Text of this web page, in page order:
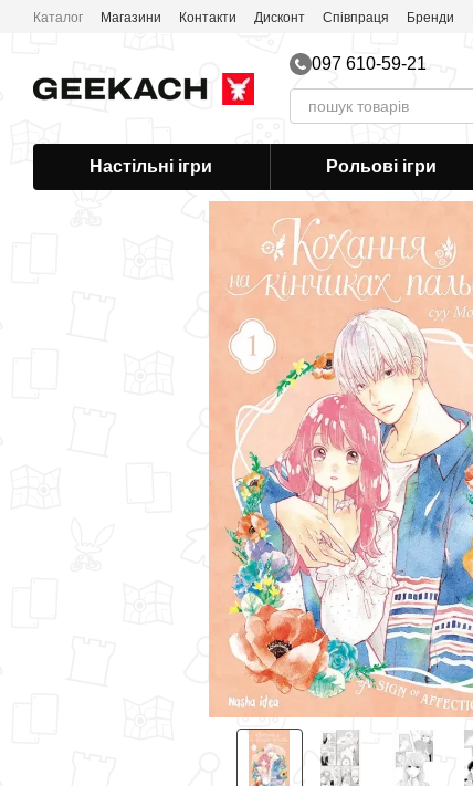
Перейти до основного контенту
Каталог Магазини Контакти Дисконт Співпраця Бренди
097 610-59-21
Настільні ігри Рольові ігри